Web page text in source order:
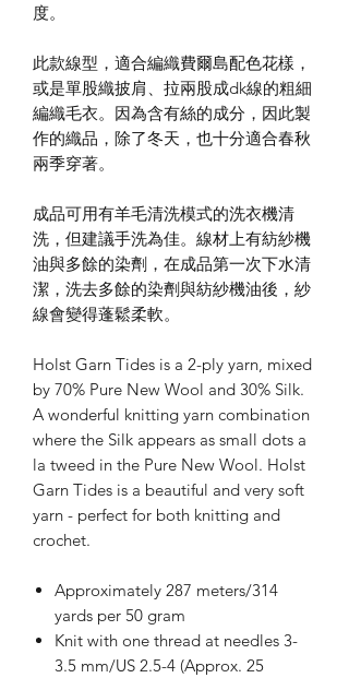
度。
此款線型，適合編織費爾島配色花樣，
或是單股織披肩、拉兩股成dk線的粗細
編織毛衣。因為含有絲的成分，因此製
作的織品，除了冬天，也十分適合春秋
兩季穿著。
成品可用有羊毛清洗模式的洗衣機清
洗，但建議手洗為佳。線材上有紡紗機
油與多餘的染劑，在成品第一次下水清
潔，洗去多餘的染劑與紡紗機油後，紗
線會變得蓬鬆柔軟。
Holst Garn Tides is a 2-ply yarn, mixed
by 70% Pure New Wool and 30% Silk.
A wonderful knitting yarn combination
where the Silk appears as small dots a
la tweed in the Pure New Wool. Holst
Garn Tides is a beautiful and very soft
yarn - perfect for both knitting and
crochet.
Approximately 287 meters/314
yards per 50 gram
Knit with one thread at needles 3-
3.5 mm/US 2.5-4 (Approx. 25